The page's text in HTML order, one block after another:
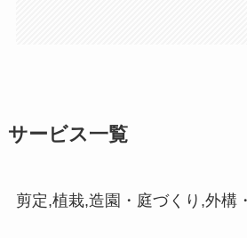
サービス一覧
剪定,植栽,造園・庭づくり,外構